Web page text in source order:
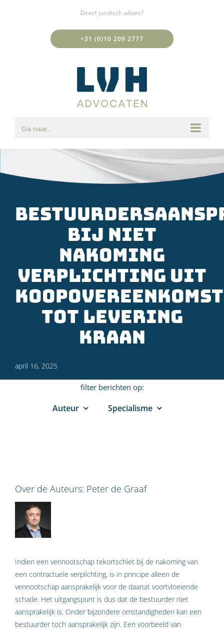
Direct juridisch advies?
+31 (0)10 209 2777
Ga naar...
bij niet
nakoming
verplichting uit
koopovereenkomst
tot levering
kraan
april 16, 2025
filter berichten op:
Auteur Specialisme
Over de Auteurs: Peter de Graaf
Indien een vennootschap tekortschiet bij de nakoming van
een contractuele verplichting, is in principe alleen de
vennootschap aansprakelijk voor de daaruit voortvloeiende
schade. Het uitgangspunt is dus dat de bestuurder niet
aansprakelijk is. Onder bijzondere omstandigheden kan een
bestuurder toch aansprakelijk zijn. Een voorbeeld van